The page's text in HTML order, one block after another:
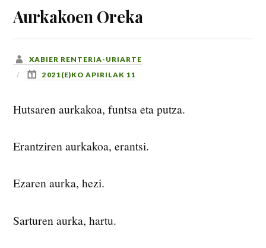
Aurkakoen Oreka
XABIER RENTERIA-URIARTE
2021(E)KO APIRILAK 11
Hutsaren aurkakoa, funtsa eta putza.
Erantziren aurkakoa, erantsi.
Ezaren aurka, hezi.
Sarturen aurka, hartu.